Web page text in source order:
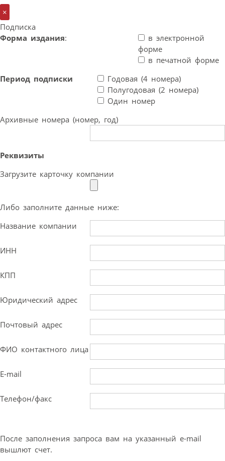
×
Подписка
Форма издания:
в электронной
форме
в печатной форме
Период подписки
Годовая (4 номера)
Полугодовая (2 номера)
Один номер
Архивные номера (номер, год)
Реквизиты
Загрузите карточку компании
Либо заполните данные ниже:
Название компании
ИНН
КПП
Юридический адрес
Почтовый адрес
ФИО контактного лица
E-mail
Телефон/факс
После заполнения запроса вам на указанный e-mail
вышлют счет.